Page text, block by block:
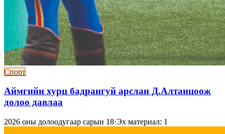
Спорт
Аймгийн хурц бадрангуй арслан Д.Алтанцоож
долоо давлаа
2026 оны долоодугаар сарын 18·Эх материал: 1